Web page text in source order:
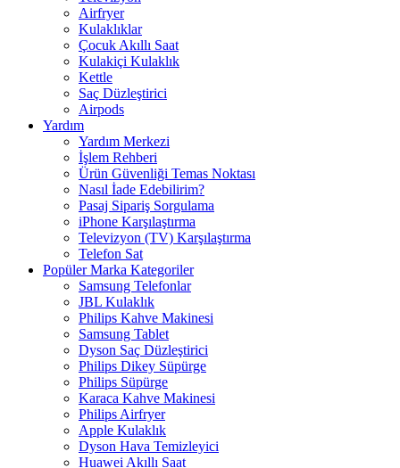
Airfryer
Kulaklıklar
Çocuk Akıllı Saat
Kulakiçi Kulaklık
Kettle
Saç Düzleştirici
Airpods
Yardım
Yardım Merkezi
İşlem Rehberi
Ürün Güvenliği Temas Noktası
Nasıl İade Edebilirim?
Pasaj Sipariş Sorgulama
iPhone Karşılaştırma
Televizyon (TV) Karşılaştırma
Telefon Sat
Popüler Marka Kategoriler
Samsung Telefonlar
JBL Kulaklık
Philips Kahve Makinesi
Samsung Tablet
Dyson Saç Düzleştirici
Philips Dikey Süpürge
Philips Süpürge
Karaca Kahve Makinesi
Philips Airfryer
Apple Kulaklık
Dyson Hava Temizleyici
Huawei Akıllı Saat